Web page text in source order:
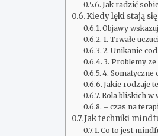
Jak radzić
Kiedy lęki stają
Objawy
1. Trwałe
2. Unikanie
3. Problemy
4. Somatyczne
Jakie rodzaje
Rola bliskich w
– czas na
Jak techniki
Co to jest